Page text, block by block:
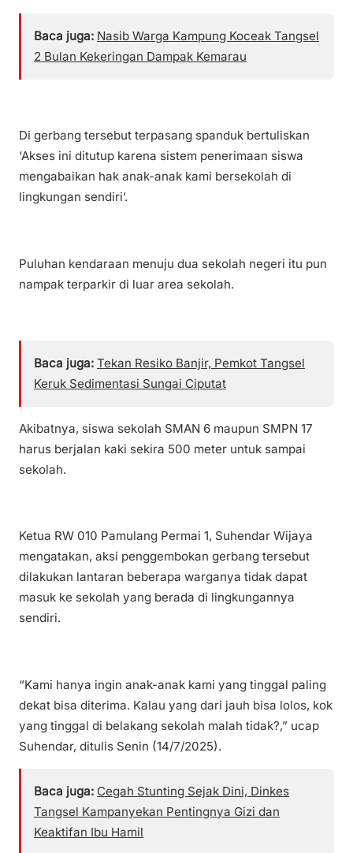
Baca juga: Nasib Warga Kampung Koceak Tangsel
2 Bulan Kekeringan Dampak Kemarau
Di gerbang tersebut terpasang spanduk bertuliskan
‘Akses ini ditutup karena sistem penerimaan siswa
mengabaikan hak anak-anak kami bersekolah di
lingkungan sendiri’.
Puluhan kendaraan menuju dua sekolah negeri itu pun
nampak terparkir di luar area sekolah.
Baca juga: Tekan Resiko Banjir, Pemkot Tangsel
Keruk Sedimentasi Sungai Ciputat
Akibatnya, siswa sekolah SMAN 6 maupun SMPN 17
harus berjalan kaki sekira 500 meter untuk sampai
sekolah.
Ketua RW 010 Pamulang Permai 1, Suhendar Wijaya
mengatakan, aksi penggembokan gerbang tersebut
dilakukan lantaran beberapa warganya tidak dapat
masuk ke sekolah yang berada di lingkungannya
sendiri.
“Kami hanya ingin anak-anak kami yang tinggal paling
dekat bisa diterima. Kalau yang dari jauh bisa lolos, kok
yang tinggal di belakang sekolah malah tidak?,” ucap
Suhendar, ditulis Senin (14/7/2025).
Baca juga: Cegah Stunting Sejak Dini, Dinkes
Tangsel Kampanyekan Pentingnya Gizi dan
Keaktifan Ibu Hamil